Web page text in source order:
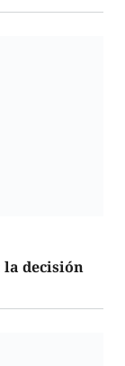
decisión